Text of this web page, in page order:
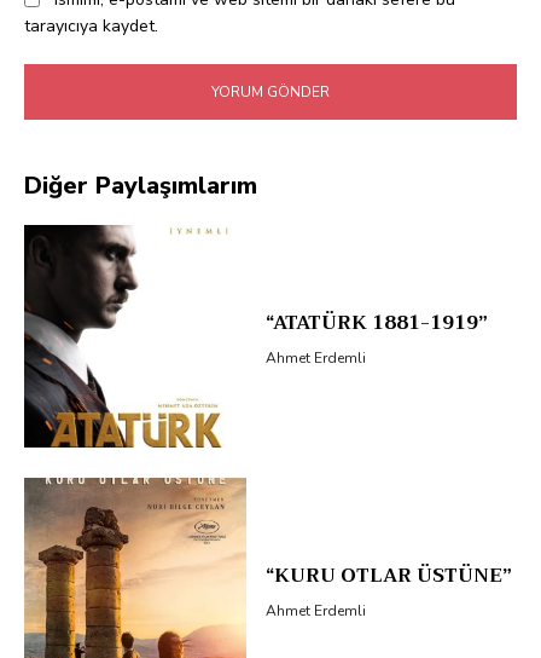
tarayıcıya kaydet.
Diğer Paylaşımlarım
“ATATÜRK 1881-1919”
Ahmet Erdemli
“KURU OTLAR ÜSTÜNE”
Ahmet Erdemli